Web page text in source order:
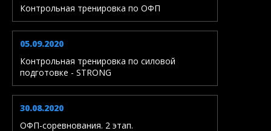
Контрольная тренировка по ОФП
05.09.2020
Контрольная тренировка по силовой
подготовке - STRONG
30.08.2020
ОФП-соревнования. 2 этап.